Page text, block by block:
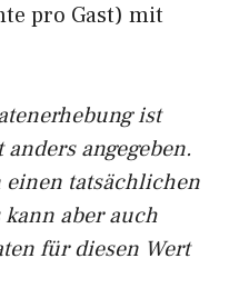
pro Gast) mit
ist
angegeben.
einen tatsächlichen
kann aber auch
für diesen Wert